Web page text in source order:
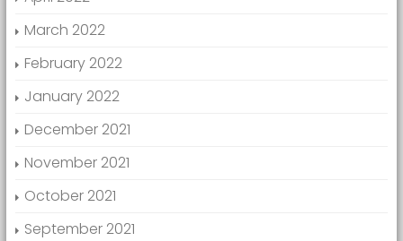
March 2022
February 2022
January 2022
December 2021
November 2021
October 2021
September 2021